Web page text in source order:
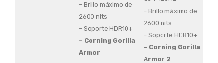
– Brillo máximo de
2600 nits
– Soporte HDR10+
– Corning Gorilla
Armor
– Brillo máximo de
2600 nits
– Soporte HDR10+
– Corning Gorilla
Armor 2